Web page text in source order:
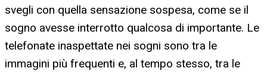
svegli con quella sensazione sospesa, come se il
sogno avesse interrotto qualcosa di importante. Le
telefonate inaspettate nei sogni sono tra le
immagini più frequenti e, al tempo stesso, tra le